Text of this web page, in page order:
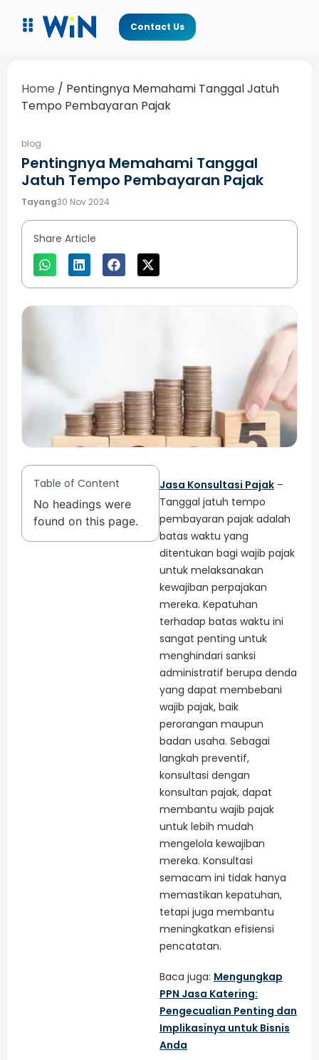
Contact Us
Home / Pentingnya Memahami Tanggal Jatuh
Tempo Pembayaran Pajak
blog
Pentingnya Memahami Tanggal
Jatuh Tempo Pembayaran Pajak
Tayang30 Nov 2024
Share Article
Table of Content
No headings were
found on this page.
Jasa Konsultasi Pajak –
Tanggal jatuh tempo
pembayaran pajak adalah
batas waktu yang
ditentukan bagi wajib pajak
untuk melaksanakan
kewajiban perpajakan
mereka. Kepatuhan
terhadap batas waktu ini
sangat penting untuk
menghindari sanksi
administratif berupa denda
yang dapat membebani
wajib pajak, baik
perorangan maupun
badan usaha. Sebagai
langkah preventif,
konsultasi dengan
konsultan pajak, dapat
membantu wajib pajak
untuk lebih mudah
mengelola kewajiban
mereka. Konsultasi
semacam ini tidak hanya
memastikan kepatuhan,
tetapi juga membantu
meningkatkan efisiensi
pencatatan.
Baca juga: Mengungkap
PPN Jasa Katering:
Pengecualian Penting dan
Implikasinya untuk Bisnis
Anda